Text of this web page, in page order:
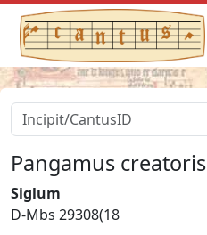
Pangamus creatoris
Siglum
D-Mbs 29308(18